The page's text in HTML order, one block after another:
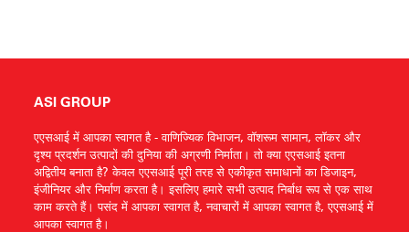
ASI GROUP
एएसआई में आपका स्वागत है - वाणिज्यिक विभाजन, वॉशरूम सामान, लॉकर और
दृश्य प्रदर्शन उत्पादों की दुनिया की अग्रणी निर्माता। तो क्या एएसआई इतना
अद्वितीय बनाता है? केवल एएसआई पूरी तरह से एकीकृत समाधानों का डिजाइन,
इंजीनियर और निर्माण करता है। इसलिए हमारे सभी उत्पाद निर्बाध रूप से एक साथ
काम करते हैं। पसंद में आपका स्वागत है, नवाचारों में आपका स्वागत है, एएसआई में
आपका स्वागत है।